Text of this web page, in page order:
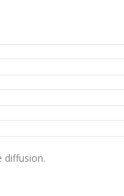
diffusion.